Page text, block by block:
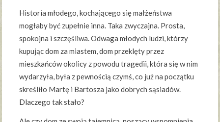
Historia młodego, kochającego się małżeństwa
mogłaby być zupełnie inna. Taka zwyczajna. Prosta,
spokojna i szczęśliwa. Odwaga młodych ludzi, którzy
kupując dom za miastem, dom przeklęty przez
mieszkańców okolicy z powodu tragedii, która się w nim
wydarzyła, była z pewnością czymś, co już na początku
skreśliło Martę i Bartosza jako dobrych sąsiadów.
Dlaczego tak stało?